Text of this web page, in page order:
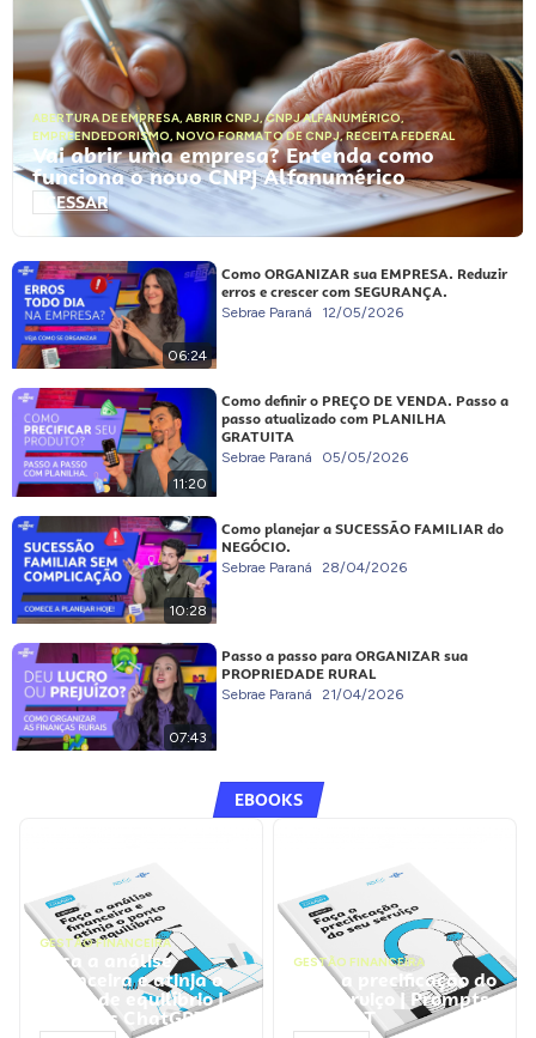
ABERTURA DE EMPRESA, ABRIR CNPJ,CNPJ ALFANUMÉRICO,
EMPREENDEDORISMO, NOVO FORMATO DE CNPJ,RECEITA FEDERAL
Vai abrir uma empresa? Entenda como
funciona o novo CNPJ Alfanumérico
ACESSAR
06:24
Como ORGANIZAR sua EMPRESA. Reduzir
erros e crescer com SEGURANÇA.
Sebrae Paraná 12/05/2026
11:20
Como definir o PREÇO DE VENDA. Passo a
passo atualizado com PLANILHA
GRATUITA
Sebrae Paraná 05/05/2026
10:28
Como planejar a SUCESSÃO FAMILIAR do
NEGÓCIO.
Sebrae Paraná 28/04/2026
07:43
Passo a passo para ORGANIZAR sua
PROPRIEDADE RURAL
Sebrae Paraná 21/04/2026
EBOOKS
GESTÃO FINANCEIRA
Faça a análise
financeira e atinja o
ponto de equilíbrio |
Prompts ChatGPT
GESTÃO FINANCEIRA
Faça a precificação do
seu serviço | Prompts
ChatGPT